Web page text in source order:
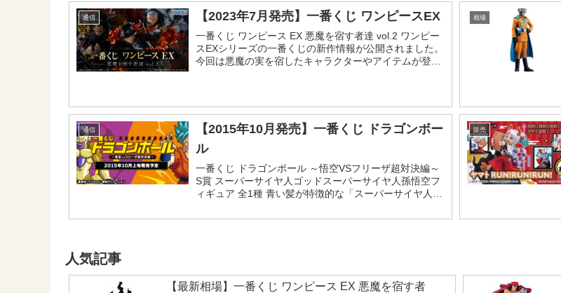
通信 【2023年7月発売】一番くじ ワンピースEX
一番くじ ワンピース EX 悪魔を宿す者達 vol.2 ワンピー
スEXシリーズの一番くじの新作情報が公開されました。
今回は悪魔の実を宿したキャラクターやアイテムが登
相場
通信
【2015年10月発売】一番くじ ドラゴンボー
ル
一番くじ ドラゴンボール ～悟空VSフリーザ超対決編～
S賞 スーパーサイヤ人ゴッドスーパーサイヤ人孫悟空フ
ィギュア 全1種 青い髪が特徴的な「スーパーサイヤ人ゴ
に気を満たすポーズがかっこい...
販売
人気記事
【最新相場】一番くじ ワンピース EX 悪魔を宿す者